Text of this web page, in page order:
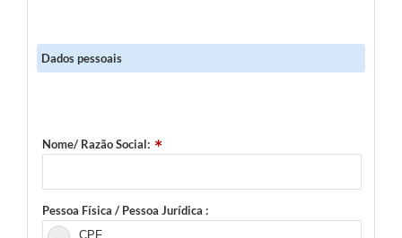
Dados pessoais
Nome/ Razão Social:
Pessoa Física / Pessoa Jurídica :
CPF